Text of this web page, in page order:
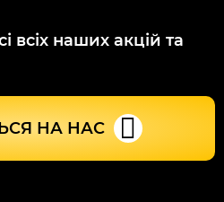
всіх наших акцій та
НА НАС